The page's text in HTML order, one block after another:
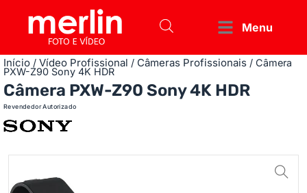
Menu
Início / Vídeo Profissional / Câmeras Profissionais / Câmera
PXW-Z90 Sony 4K HDR
Câmera PXW-Z90 Sony 4K HDR
Revendedor Autorizado